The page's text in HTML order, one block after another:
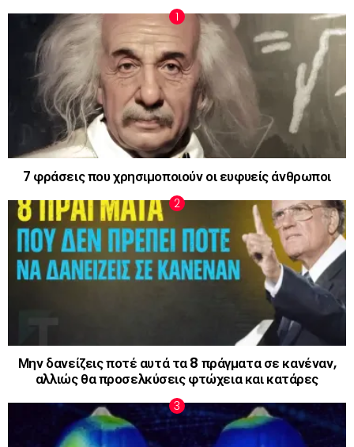
7 φράσεις που χρησιμοποιούν οι ευφυείς άνθρωποι
Μην δανείζεις ποτέ αυτά τα 8 πράγματα σε κανέναν,
αλλιώς θα προσελκύσεις φτώχεια και κατάρες